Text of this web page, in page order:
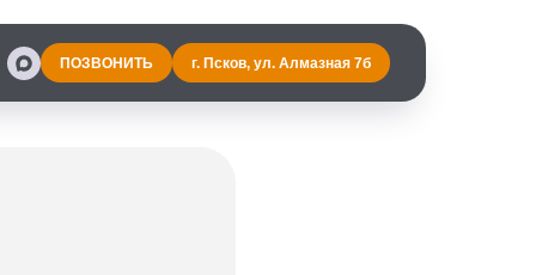
ПОЗВОНИТЬ г. Псков, ул. Алмазная 7б